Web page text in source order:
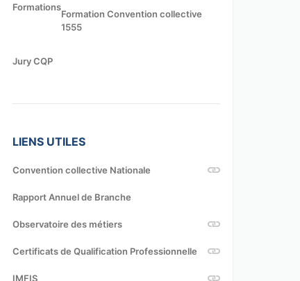
Formations
Formation Convention collective
1555
Jury CQP
LIENS UTILES
Convention collective Nationale
Rapport Annuel de Branche
Observatoire des métiers
Certificats de Qualification Professionnelle
IMFIS